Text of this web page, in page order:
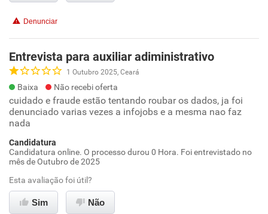
Denunciar
Entrevista para auxiliar adiministrativo
1 Outubro 2025, Ceará
Baixa Não recebi oferta
cuidado e fraude estão tentando roubar os dados, ja foi
denunciado varias vezes a infojobs e a mesma nao faz
nada
Candidatura
Candidatura online. O processo durou 0 Hora. Foi entrevistado no
mês de Outubro de 2025
Esta avaliação foi útil?
Sim Não